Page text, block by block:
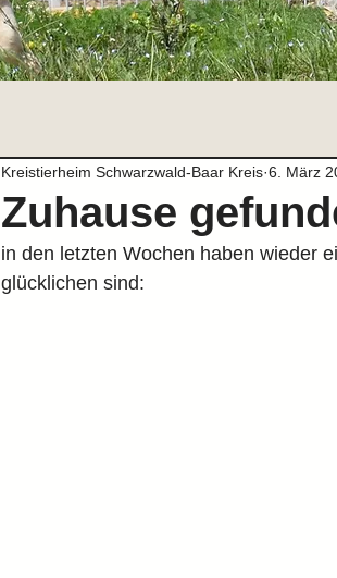
Zuhause
Kreistierheim Schwarzwald-Baar Kreis 6. März
in den letzten Wochen haben wieder
glücklichen sind: